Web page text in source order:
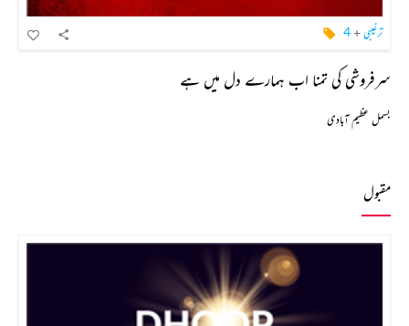
ترغیبی+
4
سرفروشی کی تمنا اب ہمارے دل میں ہے
بسمل عظیم آبادی
مقبول